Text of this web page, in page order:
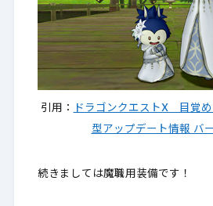
引用： ドラゴンクエストX 目覚
型アップデート情報 バ
続きましては魔職用装備です！